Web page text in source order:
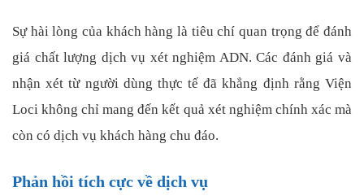
Sự hài lòng của khách hàng là tiêu chí quan trọng để đánh
giá chất lượng dịch vụ xét nghiệm ADN. Các đánh giá và
nhận xét từ người dùng thực tế đã khẳng định rằng Viện
Loci không chỉ mang đến kết quả xét nghiệm chính xác mà
còn có dịch vụ khách hàng chu đáo.
Phản hồi tích cực về dịch vụ